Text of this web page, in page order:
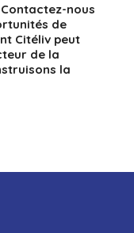
Contactez-nous
de
Citéliv peut
de la
la